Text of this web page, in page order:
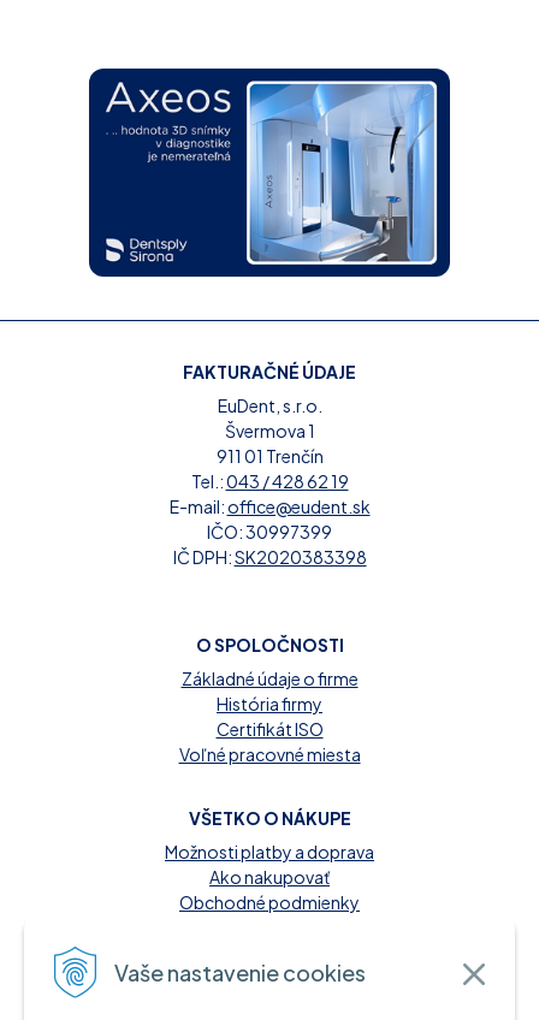
Vaše nastavenie cookies
FAKTURAČNÉ ÚDAJE
EuDent, s.r.o.
Švermova 1
911 01 Trenčín
Tel.:043 / 428 62 19
E-mail:office@eudent.sk
IČO: 30997399
IČ DPH:SK2020383398
O SPOLOČNOSTI
Základné údaje o firme
História firmy
Certifikát ISO
Voľné pracovné miesta
VŠETKO O NÁKUPE
Možnosti platby a doprava
Ako nakupovať
Obchodné podmienky